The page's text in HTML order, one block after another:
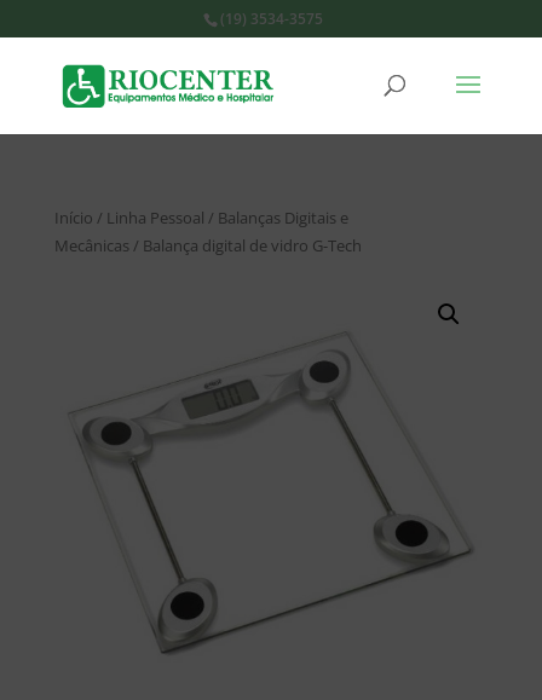
(19) 3534-3575
Início / Linha Pessoal / Balanças Digitais e
Mecânicas / Balança digital de vidro G-Tech